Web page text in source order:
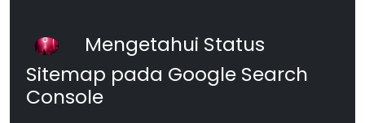
Mengetahui Status
Sitemap pada Google Search
Console